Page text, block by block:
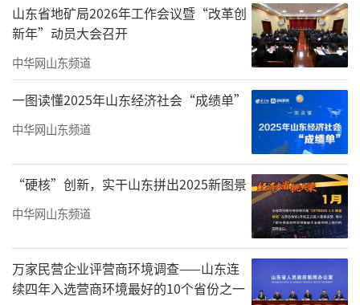
校服务中心工作高质量开展。
纪云华部长在致辞中对研讨会的举办予以
高度肯定，强调要充分发挥山东红色文化资源
优势，推动革命精神传承与高校思政教育同频
山东省地矿局2026年工作会议暨“改革创
新年”动员大会召开
中华网山东频道
一图读懂2025年山东经济社会“成绩单”
中华网山东频道
“硬核”创新，实干山东拼出2025新图景
中华网山东频道
万家民营企业评营商环境调查——山东连
续四年入选营商环境最好的10个省份之一